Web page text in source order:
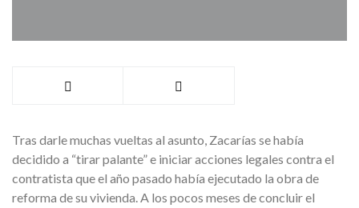
Tras darle muchas vueltas al asunto, Zacarías se había
decidido a “tirar palante” e iniciar acciones legales contra el
contratista que el año pasado había ejecutado la obra de
reforma de su vivienda. A los pocos meses de concluir el